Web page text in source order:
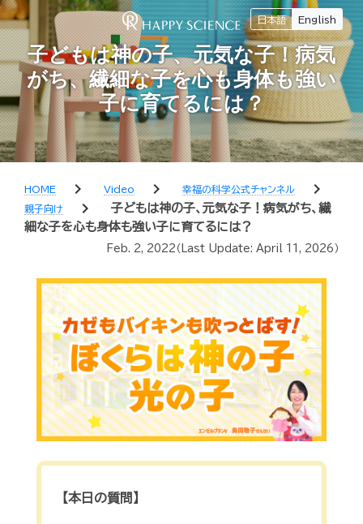
日本語 English
子どもは神の子、元気な子！病気
がち、繊細な子を心も身体も強い
子に育てるには？
HOME chevron_right Video chevron_right 幸福の科学公式チャンネル chevron_right
親子向け chevron_right
子どもは神の子、元気な子！病気がち、繊
細な子を心も身体も強い子に育てるには？
Feb. 2, 2022 （Last Update: April 11, 2026 ）
【本日の質問】